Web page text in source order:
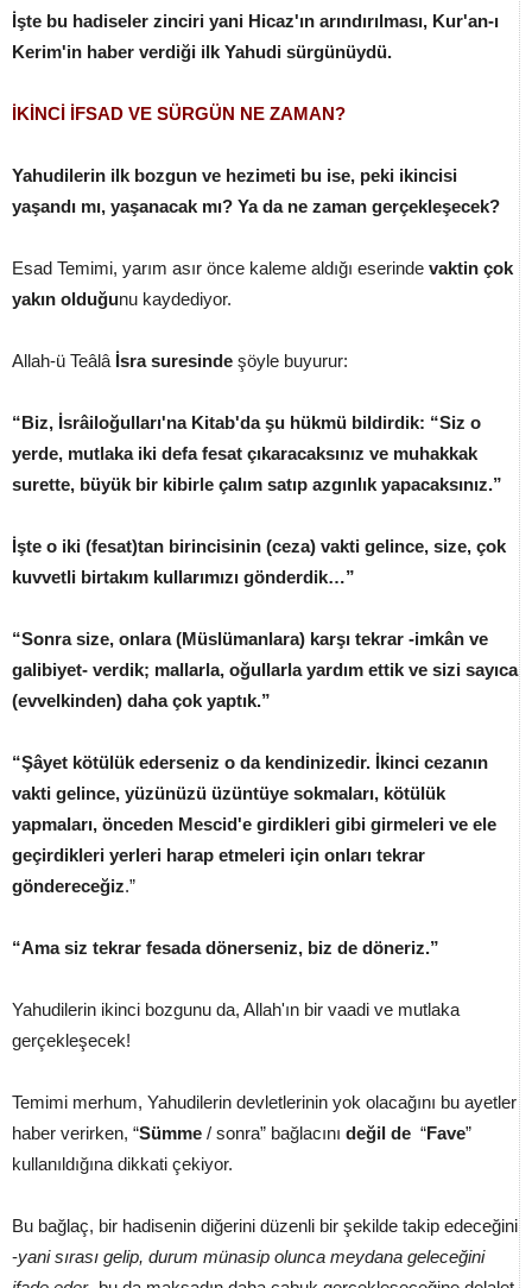
İşte bu hadiseler zinciri yani Hicaz'ın arındırılması, Kur'an-ı
Kerim'in haber verdiği ilk Yahudi sürgünüydü.
İKİNCİ İFSAD VE SÜRGÜN NE ZAMAN?
Yahudilerin ilk bozgun ve hezimeti bu ise, peki ikincisi
yaşandı mı, yaşanacak mı? Ya da ne zaman gerçekleşecek?
Esad Temimi, yarım asır önce kaleme aldığı eserinde vaktin çok
yakın olduğunu kaydediyor.
Allah-ü Teâlâ İsra suresinde şöyle buyurur:
“Biz, İsrâiloğulları'na Kitab'da şu hükmü bildirdik: “Siz o
yerde, mutlaka iki defa fesat çıkaracaksınız ve muhakkak
surette, büyük bir kibirle çalım satıp azgınlık yapacaksınız.”
İşte o iki (fesat)tan birincisinin (ceza) vakti gelince, size, çok
kuvvetli birtakım kullarımızı gönderdik…”
“Sonra size, onlara (Müslümanlara) karşı tekrar -imkân ve
galibiyet- verdik; mallarla, oğullarla yardım ettik ve sizi sayıca
(evvelkinden) daha çok yaptık.”
“Şâyet kötülük ederseniz o da kendinizedir. İkinci cezanın
vakti gelince, yüzünüzü üzüntüye sokmaları, kötülük
yapmaları, önceden Mescid'e girdikleri gibi girmeleri ve ele
geçirdikleri yerleri harap etmeleri için onları tekrar
göndereceğiz.”
“Ama siz tekrar fesada dönerseniz, biz de döneriz.”
Yahudilerin ikinci bozgunu da, Allah'ın bir vaadi ve mutlaka
gerçekleşecek!
Temimi merhum, Yahudilerin devletlerinin yok olacağını bu ayetler
haber verirken, “Sümme / sonra” bağlacını değil de “Fave”
kullanıldığına dikkati çekiyor.
Bu bağlaç, bir hadisenin diğerini düzenli bir şekilde takip edeceğini
-yani sırası gelip, durum münasip olunca meydana geleceğini